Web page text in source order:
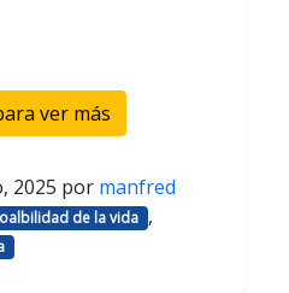
ver más
2025 por manfred
de la vida ,